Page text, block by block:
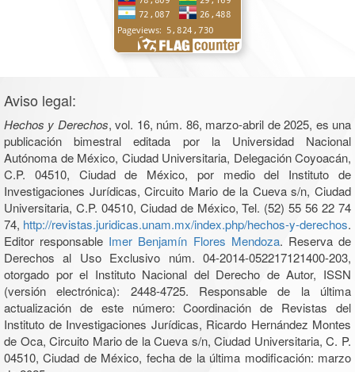
Aviso legal:
Hechos y Derechos, vol. 16, núm. 86, marzo-abril de 2025, es una
publicación bimestral editada por la Universidad Nacional
Autónoma de México, Ciudad Universitaria, Delegación Coyoacán,
C.P. 04510, Ciudad de México, por medio del Instituto de
Investigaciones Jurídicas, Circuito Mario de la Cueva s/n, Ciudad
Universitaria, C.P. 04510, Ciudad de México, Tel. (52) 55 56 22 74
74, http://revistas.juridicas.unam.mx/index.php/hechos-y-derechos.
Editor responsable Imer Benjamín Flores Mendoza. Reserva de
Derechos al Uso Exclusivo núm. 04-2014-052217121400-203,
otorgado por el Instituto Nacional del Derecho de Autor, ISSN
(versión electrónica): 2448-4725. Responsable de la última
actualización de este número: Coordinación de Revistas del
Instituto de Investigaciones Jurídicas, Ricardo Hernández Montes
de Oca, Circuito Mario de la Cueva s/n, Ciudad Universitaria, C. P.
04510, Ciudad de México, fecha de la última modificación: marzo